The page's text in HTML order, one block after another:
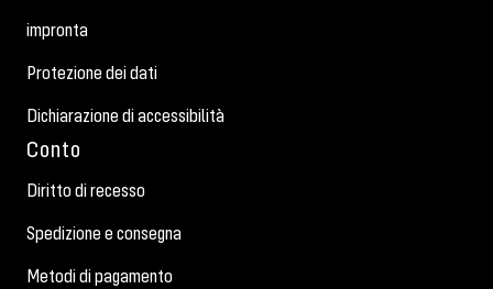
impronta
Protezione dei dati
Dichiarazione di accessibilità
Conto
Diritto di recesso
Spedizione e consegna
Metodi di pagamento